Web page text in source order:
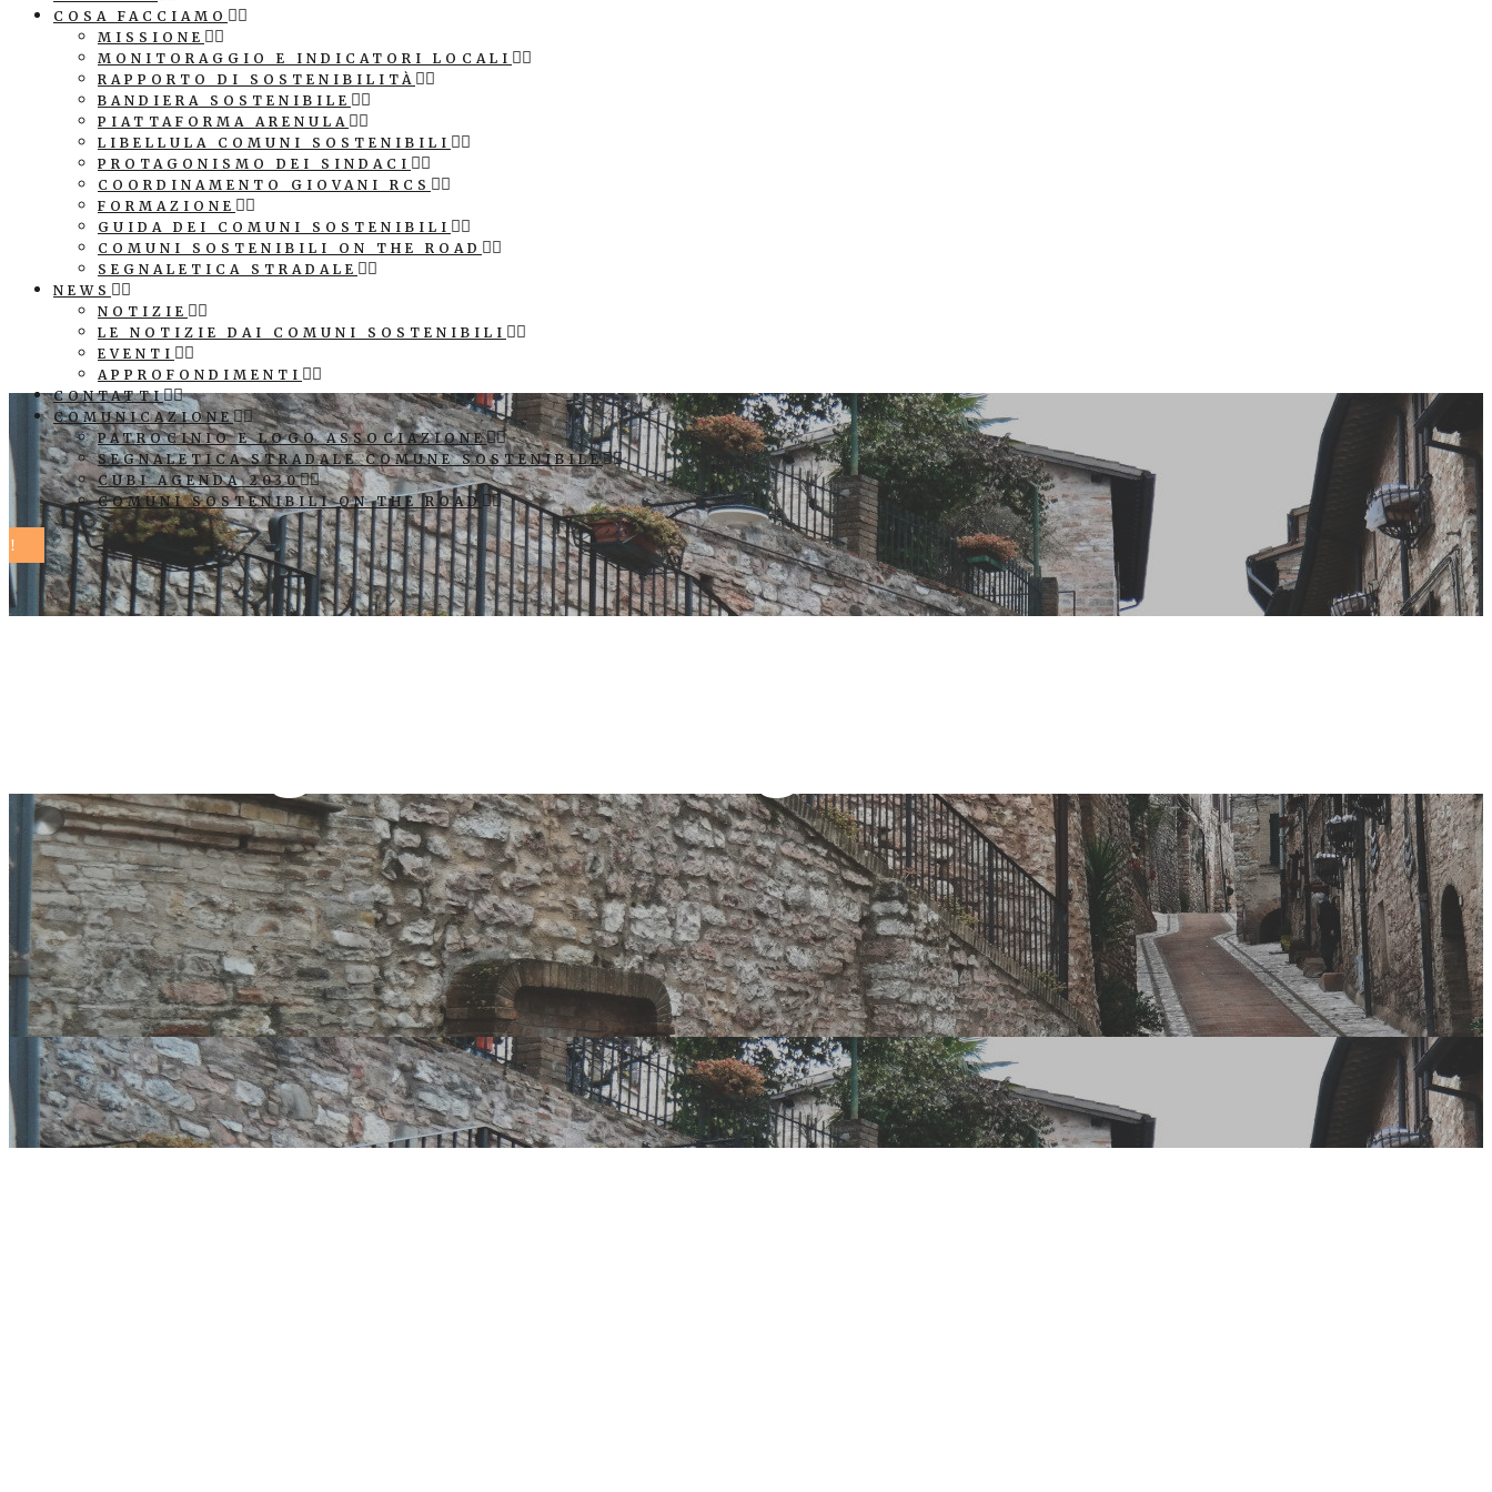
COSA FACCIAMO
MISSIONE
MONITORAGGIO E INDICATORI LOCALI
RAPPORTO DI SOSTENIBILITÀ
BANDIERA SOSTENIBILE
PIATTAFORMA ARENULA
LIBELLULA COMUNI SOSTENIBILI
PROTAGONISMO DEI SINDACI
COORDINAMENTO GIOVANI RCS
FORMAZIONE
GUIDA DEI COMUNI SOSTENIBILI
COMUNI SOSTENIBILI ON THE ROAD
SEGNALETICA STRADALE
NEWS
NOTIZIE
LE NOTIZIE DAI COMUNI SOSTENIBILI
EVENTI
APPROFONDIMENTI
CONTATTI
COMUNICAZIONE
PATROCINIO E LOGO ASSOCIAZIONE
SEGNALETICA STRADALE COMUNE SOSTENIBILE
CUBI AGENDA 2030
COMUNI SOSTENIBILI ON THE ROAD